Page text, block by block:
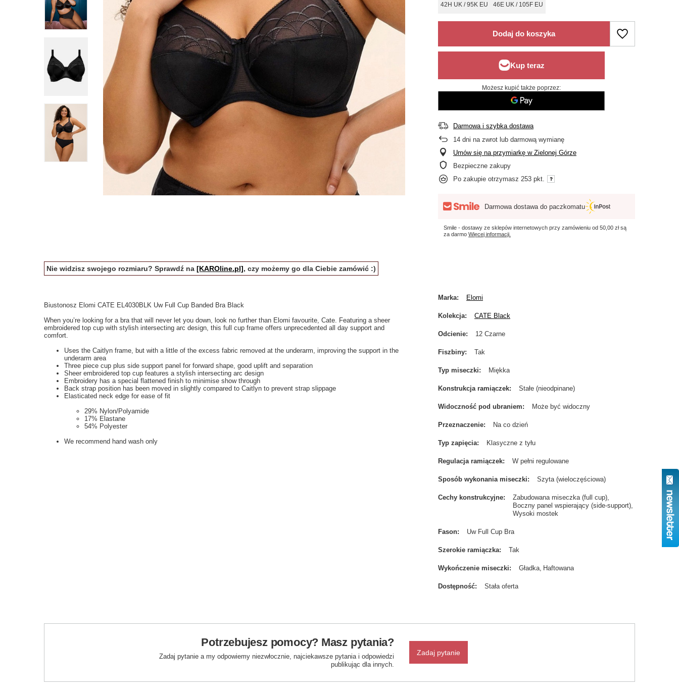
42H UK / 95K EU 46E UK / 105F EU
Dodaj do koszyka
Możesz kupić także poprzez:
Darmowa i szybka dostawa
14 dni na zwrot lub darmową wymianę
Umów się na przymiarkę w Zielonej Górze
Bezpieczne zakupy
Po zakupie otrzymasz253 pkt.
Darmowa dostawa do paczkomatu
Smile - dostawy ze sklepów internetowych przy zamówieniu od50,00 złsą
za darmoWięcej informacji.
Nie widzisz swojego rozmiaru? Sprawdź na [KAROline.pl], czy możemy go dla Ciebie zamówić :)
Biustonosz Elomi CATE EL4030BLK Uw Full Cup Banded Bra Black
When you’re looking for a bra that will never let you down, look no further than Elomi favourite, Cate. Featuring a sheer
embroidered top cup with stylish intersecting arc design, this full cup frame offers unprecedented all day support and
comfort.
Uses the Caitlyn frame, but with a little of the excess fabric removed at the underarm, improving the support in the
underarm area
Three piece cup plus side support panel for forward shape, good uplift and separation
Sheer embroidered top cup features a stylish intersecting arc design
Embroidery has a special flattened finish to minimise show through
Back strap position has been moved in slightly compared to Caitlyn to prevent strap slippage
Elasticated neck edge for ease of fit
29% Nylon/Polyamide
17% Elastane
54% Polyester
We recommend hand wash only
Marka Elomi
Kolekcja CATE Black
Odcienie 12 Czarne
Fiszbiny Tak
Typ miseczki Miękka
Konstrukcja ramiączek Stałe (nieodpinane)
Widoczność pod ubraniem Może być widoczny
Przeznaczenie Na co dzień
Typ zapięcia Klasyczne z tyłu
Regulacja ramiączek W pełni regulowane
Sposób wykonania miseczki Szyta (wieloczęściowa)
Cechy konstrukcyjne
Zabudowana miseczka (full cup)
Boczny panel wspierający (side-support)
Wysoki mostek
Fason Uw Full Cup Bra
Szerokie ramiączka Tak
Wykończenie miseczki Gładka Haftowana
Dostępność Stała oferta
Potrzebujesz pomocy? Masz pytania?
Zadaj pytanie a my odpowiemy niezwłocznie, najciekawsze pytania i odpowiedzi
publikując dla innych.
Zadaj pytanie